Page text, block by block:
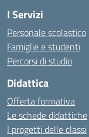
I Servizi
Personale scolastico
Famiglie e studenti
Percorsi di studio
Didattica
Offerta formativa
Le schede didattiche
I progetti delle classi